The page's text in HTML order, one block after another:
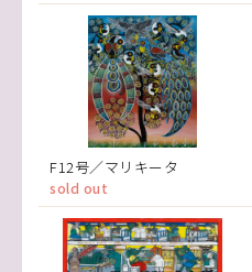
F12号／マリキータ
sold out